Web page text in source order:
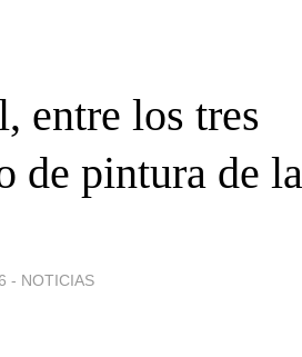
entre los tres
de pintura de la
- NOTICIAS